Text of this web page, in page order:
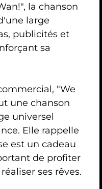
la chanson
large
publicités et
sa
"We
une chanson
universel
Elle rappelle
est un cadeau
de profiter
ses rêves.